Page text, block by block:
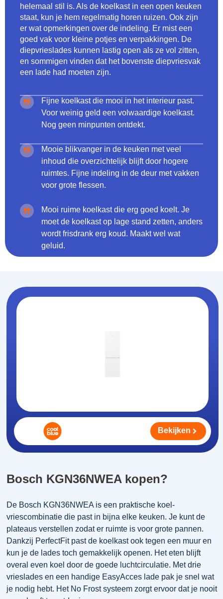
helemaal stil is. Als de koelkast in een open keuken
staat, kun je hem regelmatig horen ruizen. Ook zijn
er wat opmerkingen over de indeling. Er mist een
goed vak voor kleine potjes en verpakkingen. De
diepvrieslades kunnen lastig open als ze vol zitten,
en sommigen vinden dat het bovenste diepvriesvak
een lade had moeten zijn.
Fijne koelkast die mooi in het interieur past.
Voor weinig geld een volwaardige koelkast.
Nog geen minpunten ontdekt.
Mooie blikvanger in de keuken met veel
inhoud die overzichtelijk blijft door hogere
ruimtes. Fijne indeling in de deur met vakken
voor grote flessen.
Mooi ruime koelkast die erg goed koelt. Je
moet de koelkast op lage stand zetten, anders
wordt frisdrank erg koud. Maakt wel wat
geluid.
Bosch KGN36NWEA kopen?
De Bosch KGN36NWEA is een praktische koel-
vriescombinatie die past in bijna elke keuken. Je kunt de
plateaus verstellen zodat er ruimte is voor grote pannen.
Dankzij PerfectFit past de koelkast ook tegen een muur en
kun je de lades toch gemakkelijk openen. Het eten blijft
overal even koel door de goede luchtcirculatie. Met drie
vrieslades en een handige EasyAcces lade pak je snel wat
je nodig hebt. Het No Frost systeem zorgt ervoor dat je nooit
Bekijken